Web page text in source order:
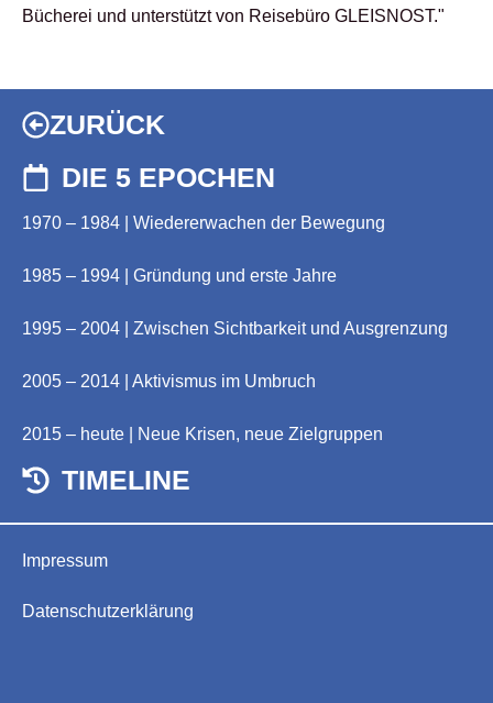
Bücherei und unterstützt von Reisebüro GLEISNOST."
ZURÜCK
DIE 5 EPOCHEN
1970 – 1984 | Wiedererwachen der Bewegung
1985 – 1994 | Gründung und erste Jahre
1995 – 2004 | Zwischen Sichtbarkeit und Ausgrenzung
2005 – 2014 | Aktivismus im Umbruch
2015 – heute | Neue Krisen, neue Zielgruppen
TIMELINE
Impressum
Datenschutzerklärung